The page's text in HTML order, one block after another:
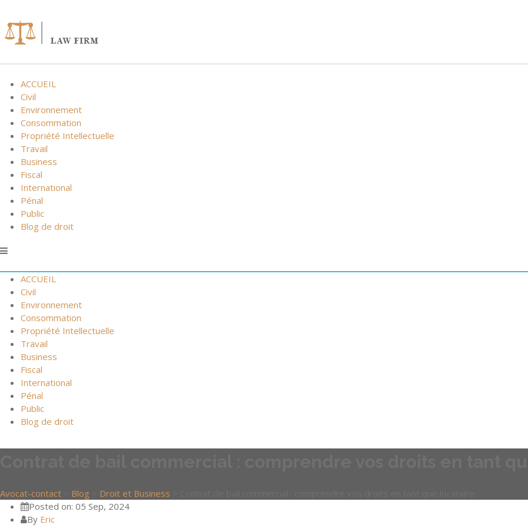
content
ACCUEIL
Civil
Environnement
Consommation
Propriété Intellectuelle
Travail
Business
Fiscal
International
Pénal
Public
Blog de droit
ACCUEIL
Civil
Environnement
Consommation
Propriété Intellectuelle
Travail
Business
Fiscal
International
Pénal
Public
Blog de droit
Avocat-contact Blog Droit et Business
Posted on: 05 Sep, 2024
By Eric